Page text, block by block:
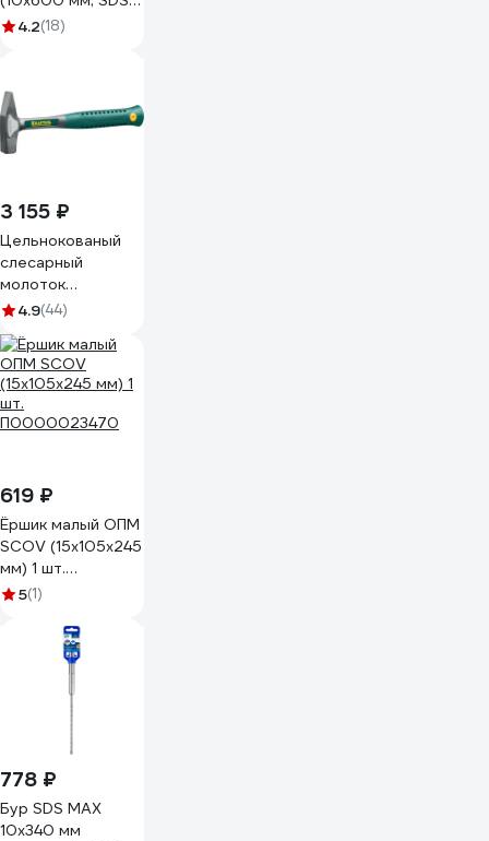
MAX) Резолюкс
4.2(18)
3 155 ₽
Цельнокованый
слесарный
молоток
KRAFTOOL
20070-05
4.9(44)
619 ₽
Ёршик малый ОПМ
SCOV (15x105x245
мм) 1 шт.
П0000023470
5(1)
778 ₽
Бур SDS MAX
10x340 мм